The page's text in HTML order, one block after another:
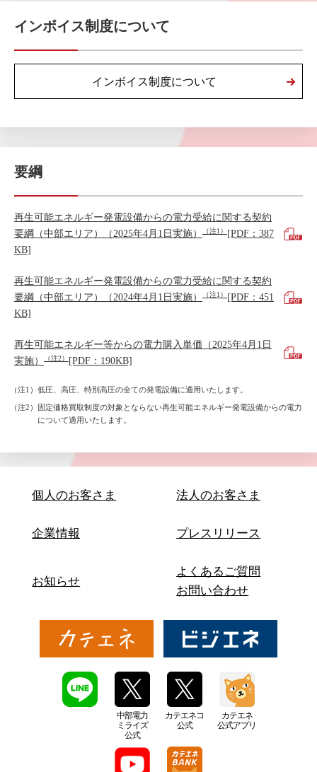
インボイス制度について
インボイス制度について
要綱
再生可能エネルギー発電設備からの電力受給に関する契約
要綱（中部エリア）（2025年4月1日実施）
（注1）
[PDF：387
KB]
再生可能エネルギー発電設備からの電力受給に関する契約
要綱（中部エリア）（2024年4月1日実施）
（注1）
[PDF：451
KB]
再生可能エネルギー等からの電力購入単価（2025年4月1日
実施）
（注2） [PDF：190KB]
（注1）低圧、高圧、特別高圧の全ての発電設備に適用いたします。
（注2）固定価格買取制度の対象とならない再生可能エネルギー発電設備からの電力
について適用いたします。
個人のお客さま 法人のお客さま
企業情報 プレスリリース
お知らせ
よくあるご質問
お問い合わせ
中部電力
ミライズ
公式
カテエネコ
公式
カテエネ
公式アプリ